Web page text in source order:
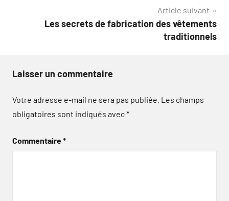
Article suivant
Les secrets de fabrication des vêtements
traditionnels
Laisser un commentaire
Votre adresse e-mail ne sera pas publiée. Les champs
obligatoires sont indiqués avec*
Commentaire*